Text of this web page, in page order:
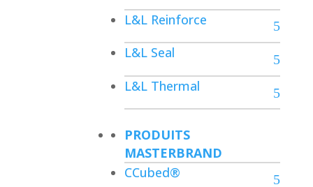
L&L Reinforce
L&L Seal
L&L Thermal
PRODUITS
MASTERBRAND
CCubed®